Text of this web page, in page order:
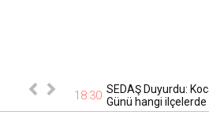
otomobil 18:30 SEDAŞ Duyurdu:
Günü hangi ilçelerde